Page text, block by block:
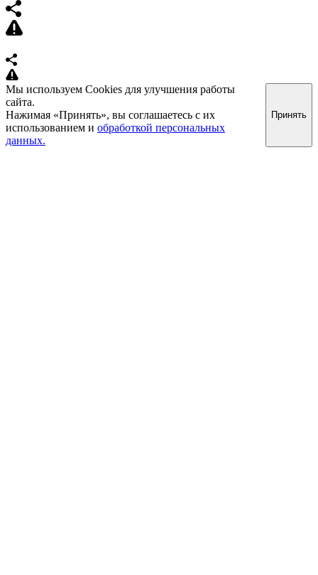
Мы используем Cookies для улучшения работы
сайта.
Нажимая «Принять», вы соглашаетесь с их
использованием и обработкой персональных
данных.
Принять